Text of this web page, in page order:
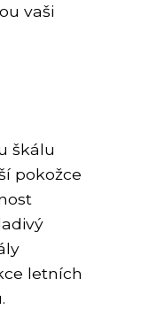
vaši
škálu
pokožce
letních